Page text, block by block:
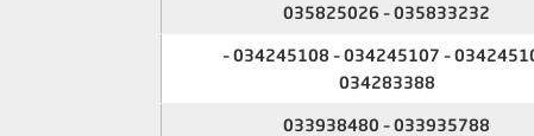
035833232 – 035825026
034245106 – 034245107 – 034245108 –
034283388
033935788 – 033938480